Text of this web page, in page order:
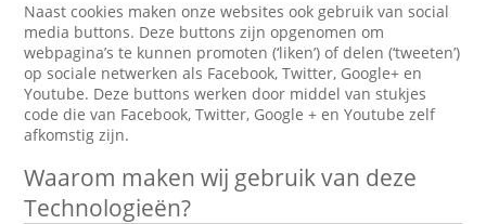
Naast cookies maken onze websites ook gebruik van social
media buttons. Deze buttons zijn opgenomen om
webpagina’s te kunnen promoten (‘liken’) of delen (‘tweeten’)
op sociale netwerken als Facebook, Twitter, Google+ en
Youtube. Deze buttons werken door middel van stukjes
code die van Facebook, Twitter, Google + en Youtube zelf
afkomstig zijn.
Waarom maken wij gebruik van deze
Technologieën?